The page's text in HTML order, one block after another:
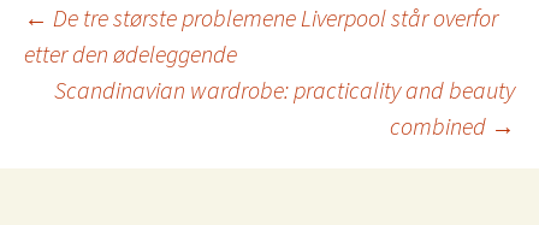
Inläggsnavigering
← De tre største problemene Liverpool står overfor
etter den ødeleggende
Scandinavian wardrobe: practicality and beauty
combined →